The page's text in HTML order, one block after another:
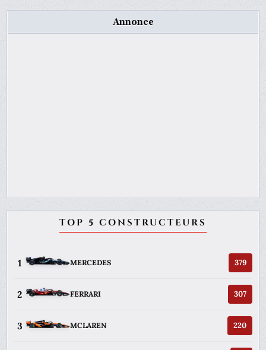
Annonce
TOP 5 CONSTRUCTEURS
1 MERCEDES 379
2 FERRARI 307
3 MCLAREN 220